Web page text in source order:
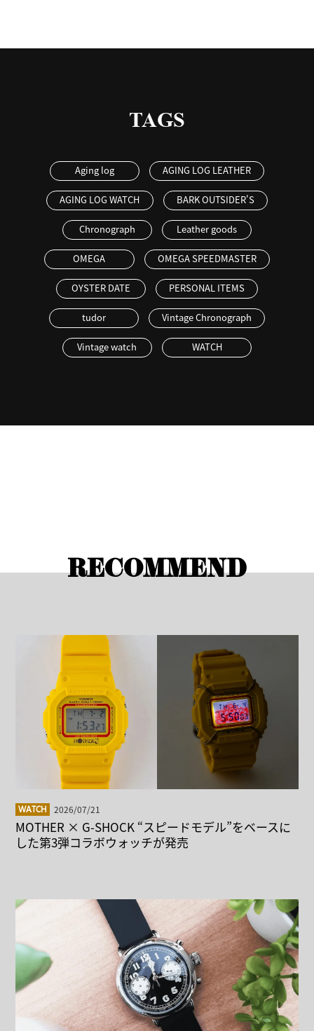
TAGS
Aging log AGING LOG LEATHER
AGING LOG WATCH BARK OUTSIDER'S
Chronograph Leather goods
OMEGA OMEGA SPEEDMASTER
OYSTER DATE PERSONAL ITEMS
tudor Vintage Chronograph
Vintage watch WATCH
RECOMMEND
WATCH 2026/07/21
MOTHER × G-SHOCK “スピードモデル”をベースに
した第3弾コラボウォッチが発売